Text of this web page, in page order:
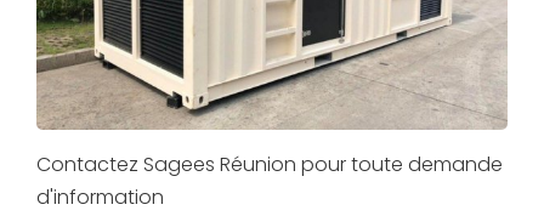
Contactez Sagees Réunion pour toute demande
d'information